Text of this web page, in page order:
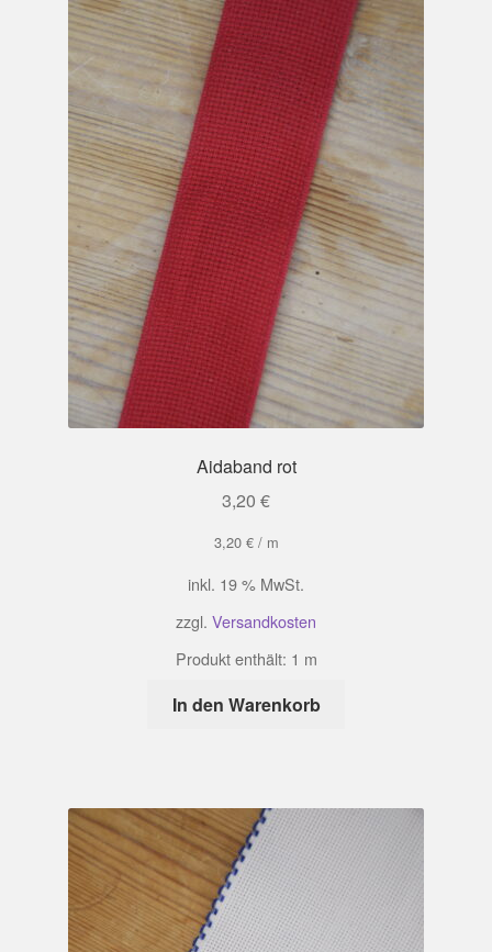
Aidaband rot
3,20 €
3,20 €/ m
inkl. 19 % MwSt.
zzgl. Versandkosten
Produkt enthält: 1 m
In den Warenkorb